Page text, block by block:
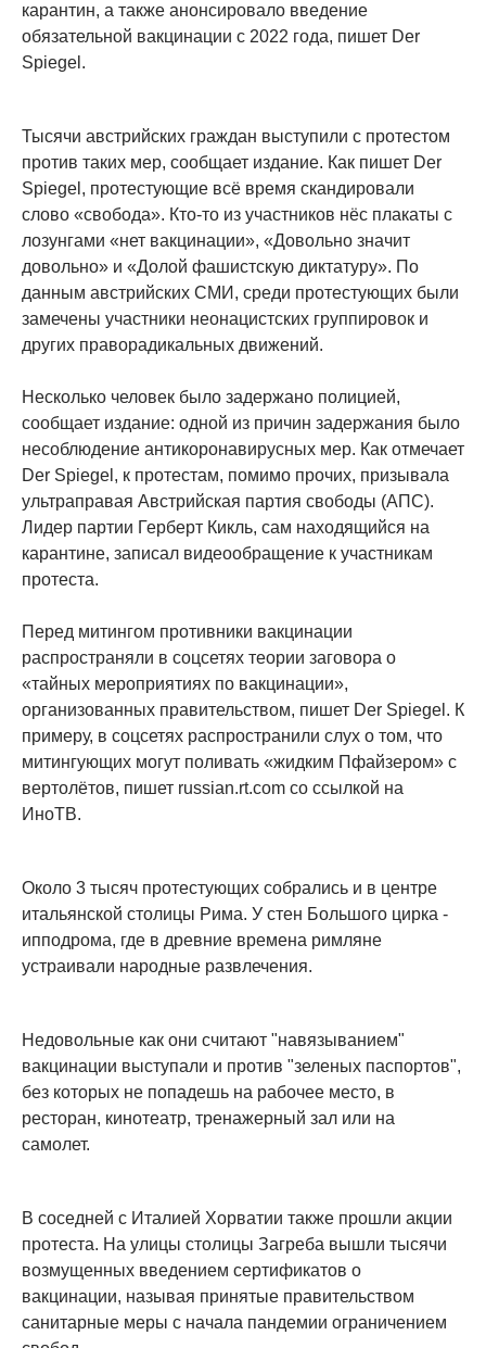
карантин, а также анонсировало введение
обязательной вакцинации с 2022 года, пишет Der
Spiegel.
Тысячи австрийских граждан выступили с протестом
против таких мер, сообщает издание. Как пишет Der
Spiegel, протестующие всё время скандировали
слово «свобода». Кто-то из участников нёс плакаты с
лозунгами «нет вакцинации», «Довольно значит
довольно» и «Долой фашистскую диктатуру». По
данным австрийских СМИ, среди протестующих были
замечены участники неонацистских группировок и
других праворадикальных движений.
Несколько человек было задержано полицией,
сообщает издание: одной из причин задержания было
несоблюдение антикоронавирусных мер. Как отмечает
Der Spiegel, к протестам, помимо прочих, призывала
ультраправая Австрийская партия свободы (АПС).
Лидер партии Герберт Кикль, сам находящийся на
карантине, записал видеообращение к участникам
протеста.
Перед митингом противники вакцинации
распространяли в соцсетях теории заговора о
«тайных мероприятиях по вакцинации»,
организованных правительством, пишет Der Spiegel. К
примеру, в соцсетях распространили слух о том, что
митингующих могут поливать «жидким Пфайзером» с
вертолётов, пишет russian.rt.com со ссылкой на
ИноТВ.
Около 3 тысяч протестующих собрались и в центре
итальянской столицы Рима. У стен Большого цирка -
ипподрома, где в древние времена римляне
устраивали народные развлечения.
Недовольные как они считают "навязыванием"
вакцинации выступали и против "зеленых паспортов",
без которых не попадешь на рабочее место, в
ресторан, кинотеатр, тренажерный зал или на
самолет.
В соседней с Италией Хорватии также прошли акции
протеста. На улицы столицы Загреба вышли тысячи
возмущенных введением сертификатов о
вакцинации, называя принятые правительством
санитарные меры с начала пандемии ограничением